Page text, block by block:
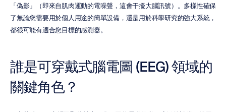
「偽影」（即來自肌肉運動的電噪聲，這會干擾大腦訊號）。多樣性確保
了無論您需要用於個人用途的簡單設備，還是用於科學研究的強大系統，
都很可能有適合您目標的感測器。
誰是可穿戴式腦電圖 (EEG) 領域的
關鍵角色？